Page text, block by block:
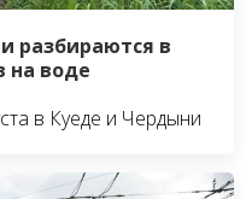
разбираются в
на воде
в Куеде и Чердыни